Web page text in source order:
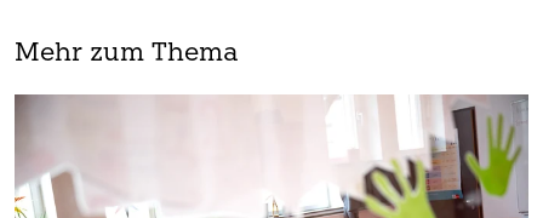
Mehr zum Thema